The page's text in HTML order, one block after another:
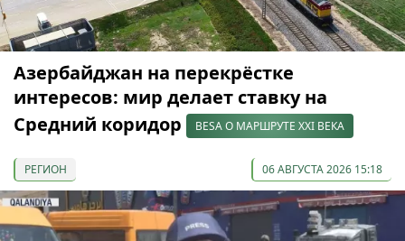
Азербайджан на перекрёстке
интересов: мир делает ставку на
Средний коридор
BESA О МАРШРУТЕ XXI ВЕКА
РЕГИОН 06 АВГУСТА 2026 15:18